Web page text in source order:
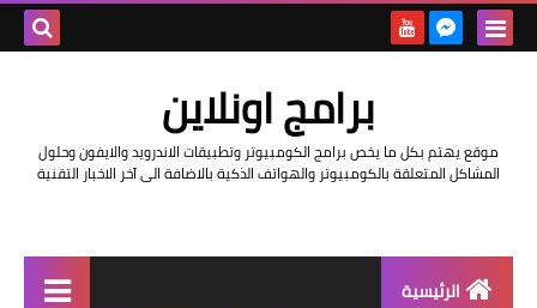
برامج اونلاين
موقع يهتم بكل ما يخص برامج الكومبيوتر وتطبيقات الاندرويد والايفون وحلول
المشاكل المتعلقة بالكومبيوتر والهواتف الذكية بالاضافة الى آخر الاخبار التقنية
الرئيسية